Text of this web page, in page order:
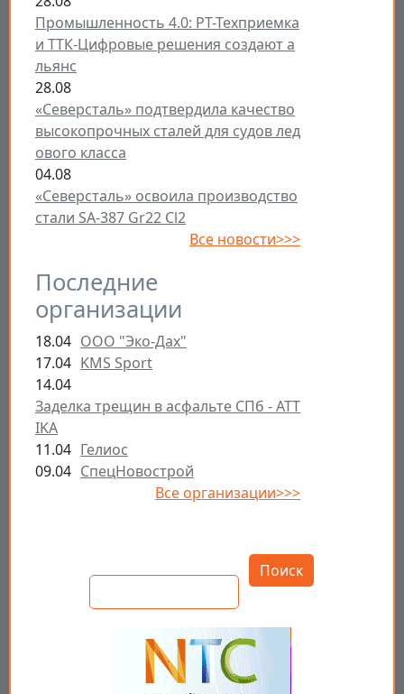
Промышленность 4.0: РТ-Техприемка
и ТТК-Цифровые решения создают а
льянс
28.08
«Северсталь» подтвердила качество
высокопрочных сталей для судов лед
ового класса
04.08
«Северсталь» освоила производство
стали SA-387 Gr22 Cl2
Все новости>>>
Последние
организации
18.04 ООО "Эко-Дах"
17.04 KMS Sport
14.04
Заделка трещин в асфальте СПб - ATT
IKA
11.04 Гелиос
09.04 СпецНовострой
Все организации>>>